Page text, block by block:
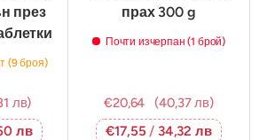
през
(9 броя)
лв)
лв
прах 300 g
Почти изчерпан (1 брой)
€20,64
(40,37 лв)
€17,55/ 34,32 лв